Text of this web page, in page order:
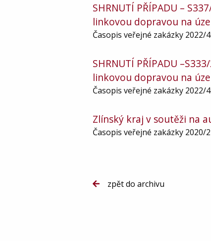
SHRNUTÍ PŘÍPADU –
linkovou dopravou na
Časopis veřejné zakázky 2022/4
SHRNUTÍ PŘÍPADU
linkovou dopravou na
Časopis veřejné zakázky 2022/4
Zlínský kraj v soutěži na
Časopis veřejné zakázky 2020/2
zpět do archivu